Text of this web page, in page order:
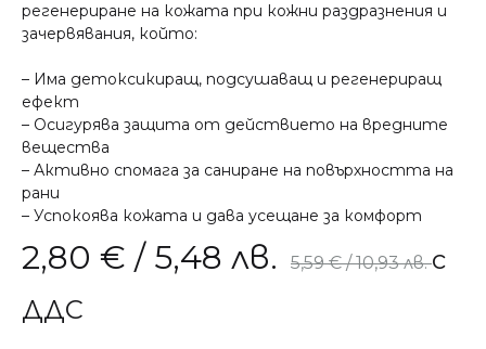
регенериране на кожата при кожни раздразнения и
зачервявания, който:
– Има детоксикиращ, подсушаващ и регенериращ
ефект
– Осигурява защита от действието на вредните
вещества
– Активно спомага за саниране на повърхността на
рани
– Успокоява кожата и дава усещане за комфорт
2,80 € / 5,48 лв. 5,59€/ 10,93 лв.с
ДДС